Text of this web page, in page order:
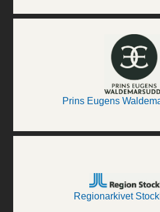
Prins Eugens
Regionarkivet